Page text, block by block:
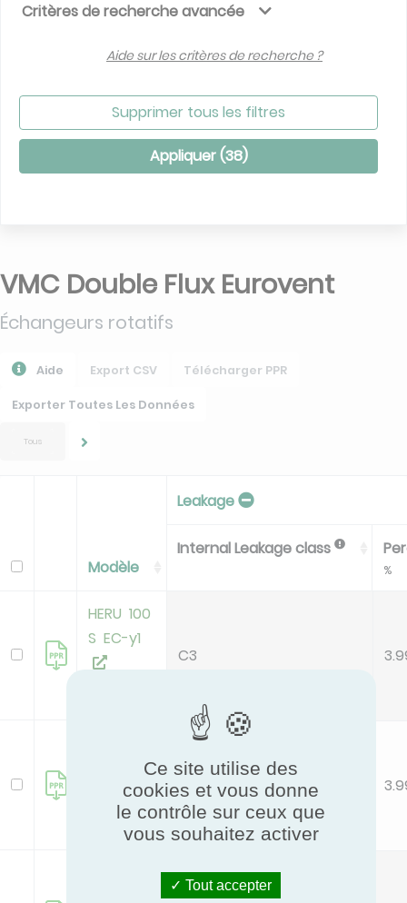
Critères de recherche avancée
Aide sur les critères de recherche ?
Supprimer tous les filtres
Appliquer (38)
VMC Double Flux Eurovent
Échangeurs rotatifs
Aide Export CSV Télécharger PPR
Exporter Toutes Les Données
Tous
Modèle
Leakage
Internal Leakage class
%
HERU 100
S EC-y1
C3
S EC-y2
C3
Ce site utilise des
cookies et vous donne
le contrôle sur ceux que
vous souhaitez activer
Tout accepter